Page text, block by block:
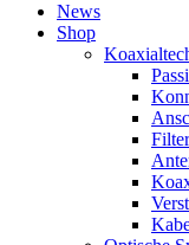
News
Shop